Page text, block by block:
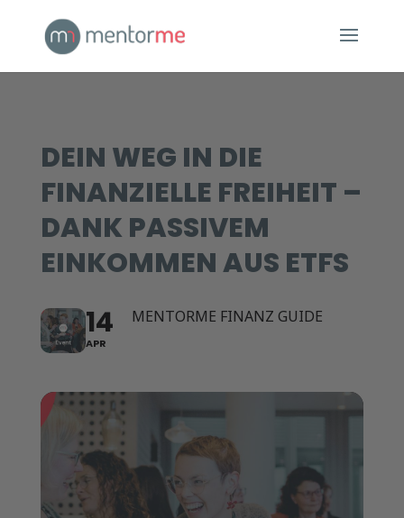
DEIN WEG IN DIE
FINANZIELLE FREIHEIT –
DANK PASSIVEM
EINKOMMEN AUS ETFS
14
APR
MENTORME FINANZ GUIDE